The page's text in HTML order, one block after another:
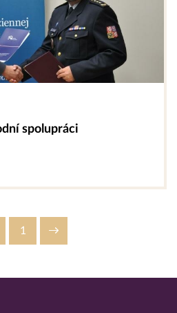
spolupráci
1